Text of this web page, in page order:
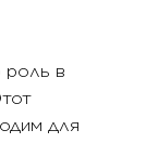
роль в
для